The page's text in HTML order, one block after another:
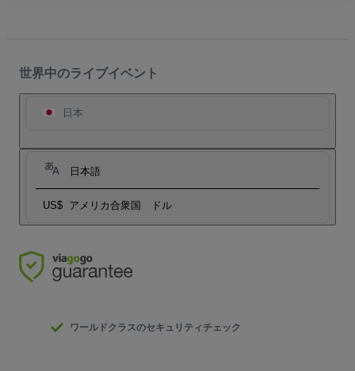
世界中のライブイベント
日本
日本語
US$ アメリカ合衆国 ドル
ワールドクラスのセキュリティチェック